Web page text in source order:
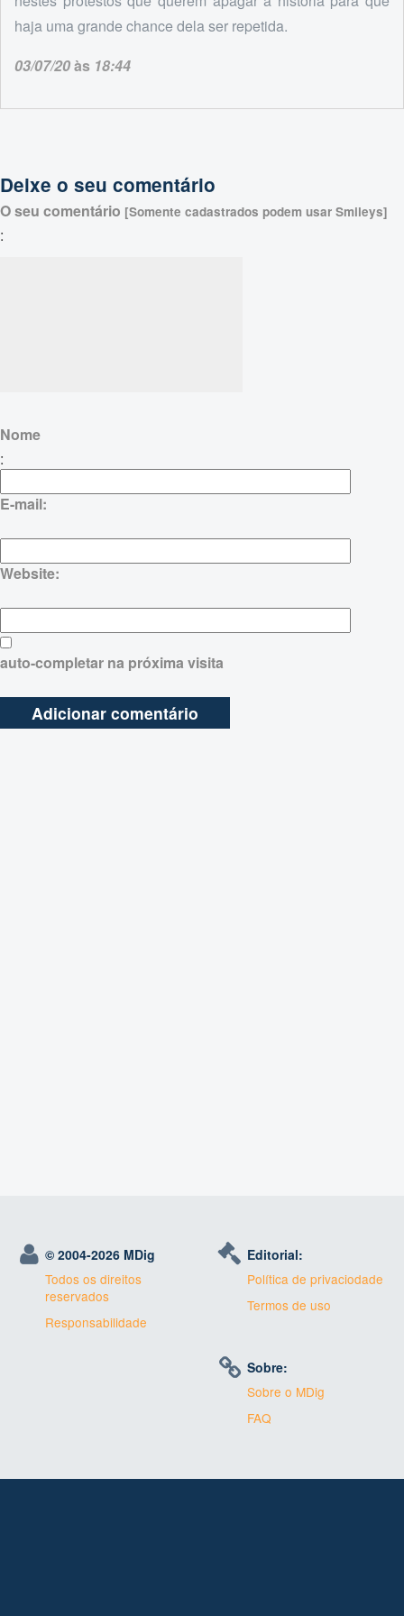
haja uma grande chance dela ser repetida.
03/07/20às 18:44
Deixe o seu comentário
O seu comentário [Somente cadastrados podem usar Smileys]
:
Nome
:
E-mail:
Website:
auto-completar na próxima visita
© 2004-2026 MDig
Todos os direitos
reservados
Responsabilidade
Editorial:
Política de privaciodade
Termos de uso
Sobre:
Sobre o MDig
FAQ